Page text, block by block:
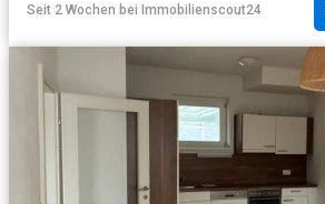
Seit 2 Wochen bei Immobilienscout24